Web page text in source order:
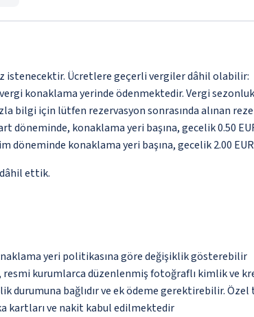
istenecektir. Ücretlere geçerli vergiler dâhil olabilir:
konaklama yerinde ödenmektedir. Vergi
bilgi için lütfen rezervasyon sonrasında alınan
döneminde, konaklama yeri başına, gecelik 0.50
döneminde konaklama yeri başına, gecelik 2.00 EUR
ettik.
yeri politikasına göre değişiklik gösterebilir
kurumlarca düzenlenmiş fotoğraflı kimlik ve
durumuna bağlıdır ve ek ödeme gerektirebilir.
kartları ve nakit kabul edilmektedir